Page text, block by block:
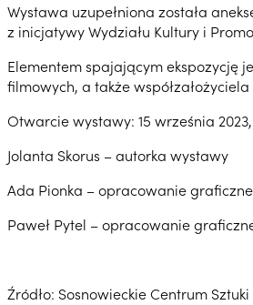
Wystawa uzupełniona została
z inicjatywy Wydziału Kultury i
Elementem spajającym ekspozycję
filmowych, a także
Otwarcie wystawy: 15 września
Jolanta Skorus – autorka wystawy
Ada Pionka – opracowanie
Paweł Pytel – opracowanie
Źródło: Sosnowieckie Centrum